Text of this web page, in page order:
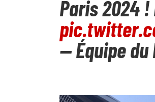
Paris 2024
— Équipe du